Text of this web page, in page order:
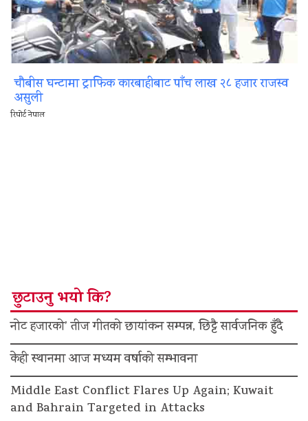
चौबीस घन्टामा ट्राफिक कारबाहीबाट पाँच लाख २८ हजार राजस्व
असुली
रिपोर्ट नेपाल
छुटाउनु भयो कि?
नोट हजारको’ तीज गीतको छायांकन सम्पन्न, छिट्टै सार्वजनिक हुँदै
केही स्थानमा आज मध्यम वर्षाको सम्भावना
Middle East Conflict Flares Up Again; Kuwait
and Bahrain Targeted in Attacks